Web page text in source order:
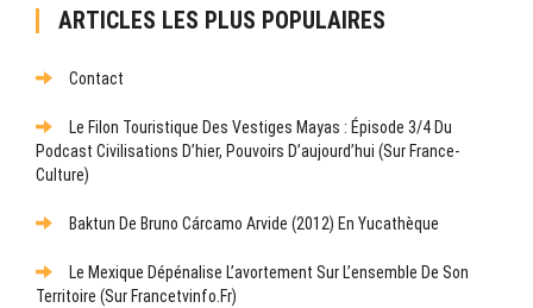
ARTICLES LES PLUS POPULAIRES
Contact
Le Filon Touristique Des Vestiges Mayas : Épisode 3/4 Du
Podcast Civilisations D’hier, Pouvoirs D’aujourd’hui (sur France-
Culture)
Baktun De Bruno Cárcamo Arvide (2012) En Yucathèque
Le Mexique Dépénalise L’avortement Sur L’ensemble De Son
Territoire (sur Francetvinfo.fr)